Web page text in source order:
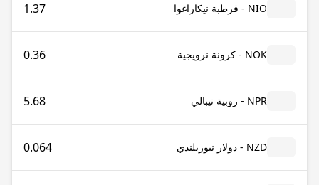
NIO - قرطبة نيكاراغوا 1.37
NOK - كرونة نرويجية 0.36
NPR - روبية نيبالي 5.68
NZD - دولار نيوزيلندي 0.064